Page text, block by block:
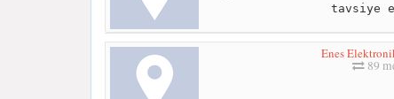
tavsiye
Enes
89